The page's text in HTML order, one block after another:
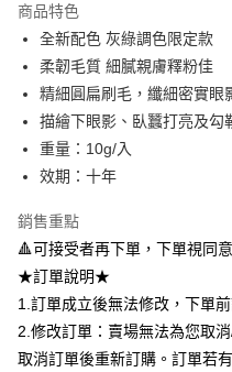
２．訂單成立數日內，您將收到繳
ATM／網路銀行／等多元方式進行
※ 請注意：結帳手續完成當下不需
購買商品的店家。未經商家同意取
後付繳納相關費用。
※ 交易是否成功請以「AFTEE先享
是否繳費成功／繳費後需取消欲退
客戶支援中心」
１．透過由恩沛科技股份有限公司
易，需依本服務之必要範圍內提供
２．關於個人資料處理事宜，請瀏
https://aftee.tw/terms/#terms3
３．未成年的使用者請事先徵得
「AFTEE先享後付」，若未經同
任。
每筆NT$80，滿NT$599(含以上
7-11取貨付款
每筆NT$80，滿NT$599(含以
付款後7-11取貨
每筆NT$80，滿NT$599(含以上
每筆NT$90，滿NT$599(含以上
國家/地區配送（宇迅）
商品特色
全新配色 灰綠調色限定款
柔韌毛質 細膩親膚釋粉佳
精細圓扁刷毛，纖細密實眼
描繪下眼影、臥蠶打亮及勾
重量：10g/入
效期：十年
銷售重點
🔺可接受者再下單，下單視同
★訂單說明★
1.訂單成立後無法修改，下單
2.修改訂單：賣場無法為您取
取消訂單後重新訂購。訂單若